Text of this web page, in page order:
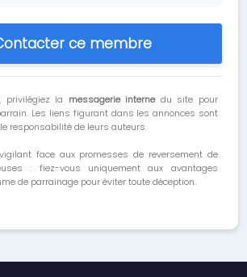
ce membre
privilégiez la messagerie internedu site pour
Les liens figurant dans les annonces sont
responsabilité de leurs auteurs.
face aux promesses de reversement de
: fiez-vous uniquement aux avantages
de parrainage pour éviter toute déception.